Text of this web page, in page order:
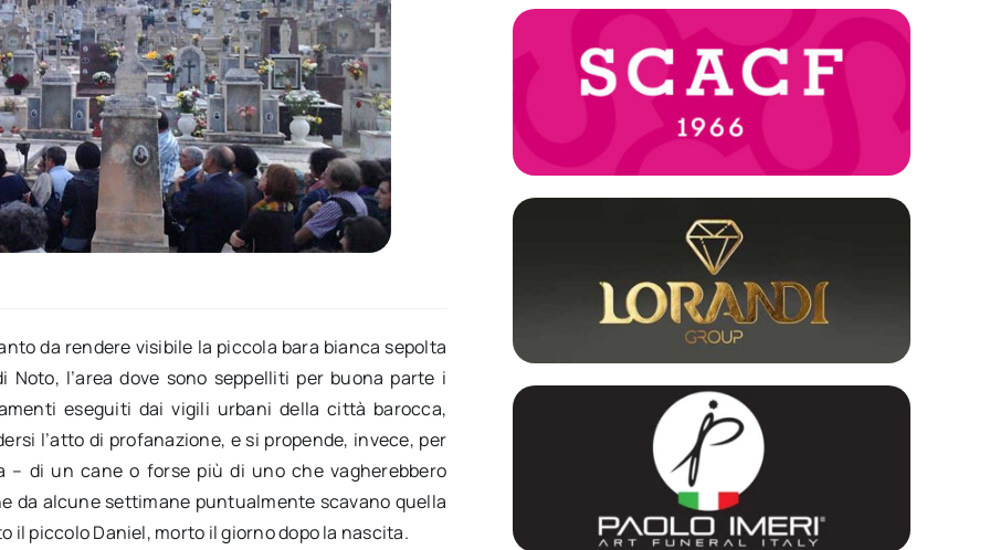
da rendere visibile la piccola bara bianca sepolta
l’area dove sono seppelliti per buona parte i
eseguiti dai vigili urbani della città barocca,
l’atto di profanazione, e si propende, invece, per
– di un cane o forse più di uno che vagherebbero
da alcune settimane puntualmente scavano quella
il piccolo Daniel, morto il giorno dopo la nascita.